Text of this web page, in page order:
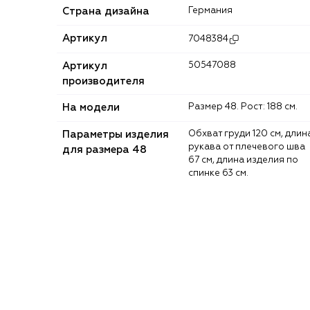
Страна дизайна Германия
Артикул 7048384
Артикул
производителя
50547088
На модели Размер 48. Рост: 188 см.
Параметры изделия
для размера 48
Обхват груди 120 см, длина
рукава от плечевого шва
67 см, длина изделия по
спинке 63 см.